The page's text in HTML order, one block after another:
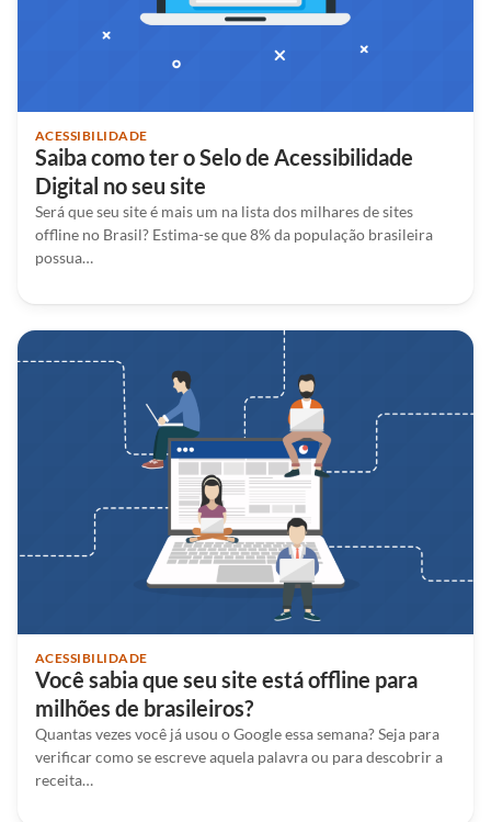
ACESSIBILIDADE
Saiba como ter o Selo de Acessibilidade
Digital no seu site
Será que seu site é mais um na lista dos milhares de sites
offline no Brasil? Estima-se que 8% da população brasileira
possua…
ACESSIBILIDADE
Você sabia que seu site está offline para
milhões de brasileiros?
Quantas vezes você já usou o Google essa semana? Seja para
verificar como se escreve aquela palavra ou para descobrir a
receita…